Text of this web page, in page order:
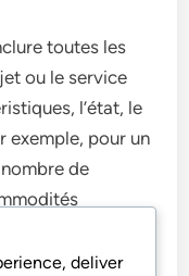
toutes les
ou le service
l’état, le
exemple, pour un
de
deliver